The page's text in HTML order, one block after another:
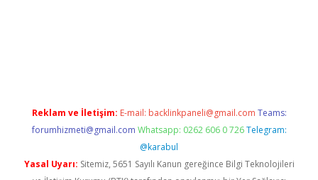
Reklam ve İletişim: E-mail: backlinkpaneli@gmail.com Teams:
forumhizmeti@gmail.com Whatsapp: 0262 606 0 726 Telegram:
@karabul
Yasal Uyarı: Sitemiz, 5651 Sayılı Kanun gereğince Bilgi Teknolojileri